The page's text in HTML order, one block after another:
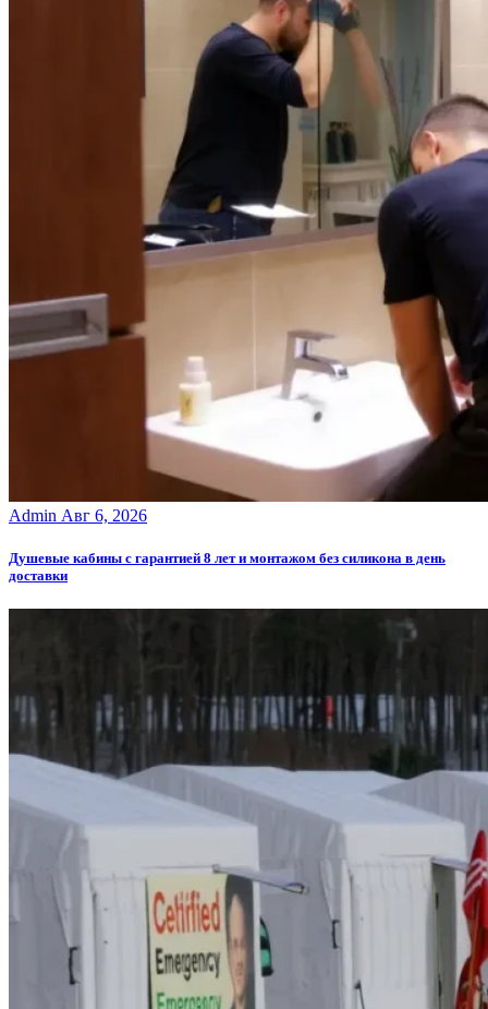
Admin Авг 6, 2026
Душевые кабины с гарантией 8 лет и монтажом без силикона в день
доставки